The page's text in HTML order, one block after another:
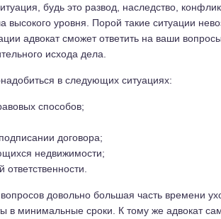
будь это развод, наследство,
высокого уровня. Порой такие ситуации
адвокат сможет ответить на ваши
исхода дела.
в следующих ситуациях:
способов;
договора;
недвижимости;
довольно большая часть времени
в минимальные сроки. К тому же адвокат